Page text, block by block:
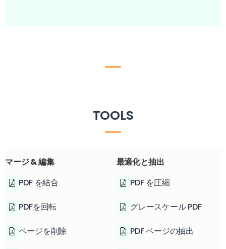
TOOLS
マージ & 編集
PDF を結合
PDFを回転
ページを削除
最適化と抽出
PDF を圧縮
グレースケール PDF
PDF ページの抽出